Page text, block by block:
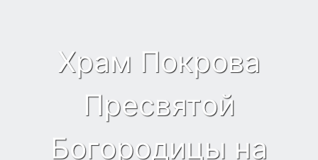
Храм Покрова
Пресвятой
Богородицы на